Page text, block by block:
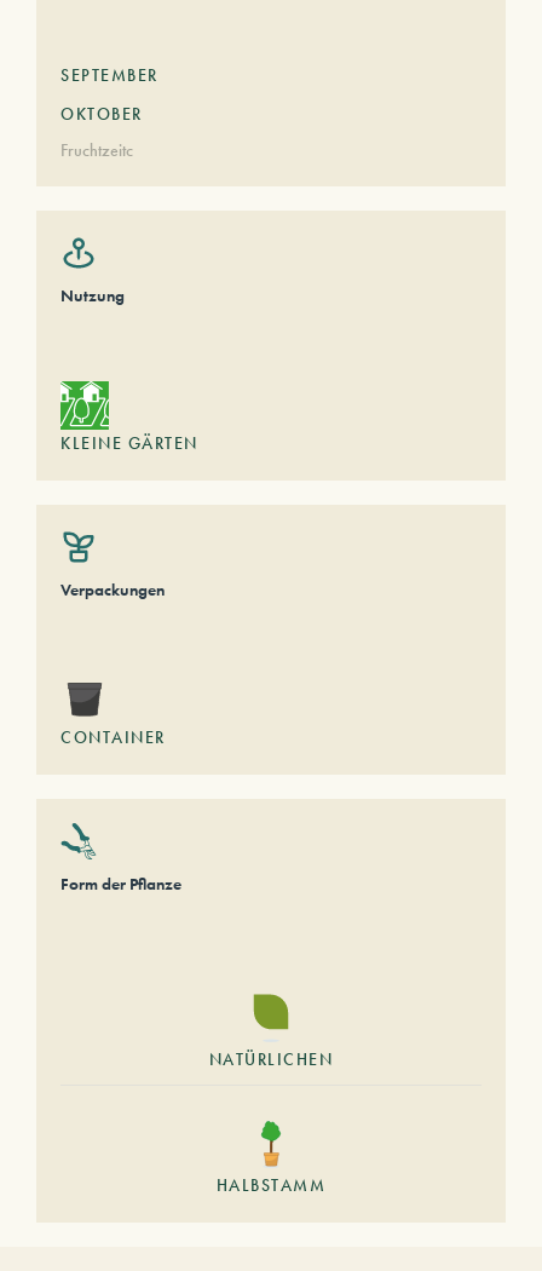
SEPTEMBER
OKTOBER
Fruchtzeitc
Nutzung
KLEINE GÄRTEN
Verpackungen
CONTAINER
Form der Pflanze
NATÜRLICHEN
HALBSTAMM